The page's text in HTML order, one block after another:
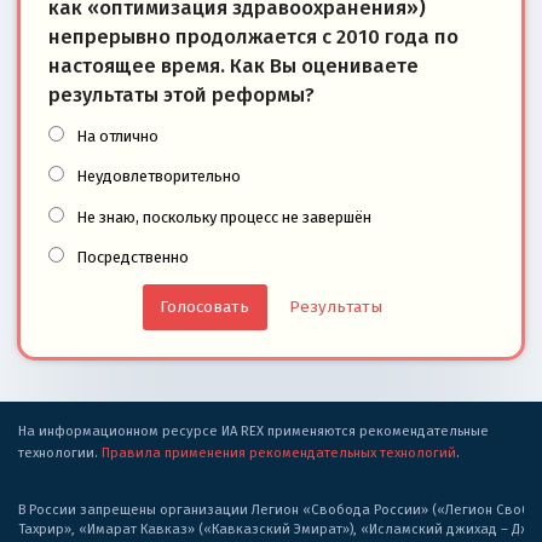
как «оптимизация здравоохранения»)
непрерывно продолжается с 2010 года по
настоящее время. Как Вы оцениваете
результаты этой реформы?
На отлично
Неудовлетворительно
Не знаю, поскольку процесс не завершён
Посредственно
Результаты
На информационном ресурсе ИА REX применяются рекомендательные
технологии. Правила применения рекомендательных технологий.
В России запрещены организации Легион «Свобода России» («Легион
Тахрир», «Имарат Кавказ» («Кавказский Эмират»), «Исламский джихад –